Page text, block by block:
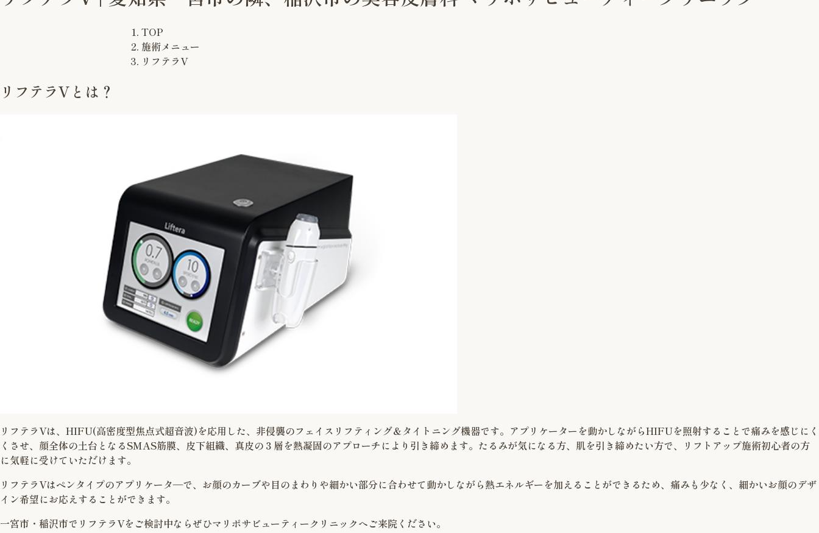
TOP
施術メニュー
リフテラV
リフテラVとは？
リフテラVは、HIFU(高密度型焦点式超音波)を応用した、非侵襲のフェイスリフティング＆タイトニング機器です。アプリケーターを動かしながらHIFUを照射することで痛みを感じにく
くさせ、顔全体の土台となるSMAS筋膜、皮下組織、真皮の３層を熱凝固のアプローチにより引き締めます。たるみが気になる方、肌を引き締めたい方で、リフトアップ施術初心者の方
に気軽に受けていただけます。
リフテラVはペンタイプのアプリケータ―で、お顔のカーブや目のまわりや細かい部分に合わせて動かしながら熱エネルギーを加えることができるため、痛みも少なく、細かいお顔のデザ
イン希望にお応えすることができます。
一宮市・稲沢市でリフテラVをご検討中ならぜひマリポサビューティークリニックへご来院ください。